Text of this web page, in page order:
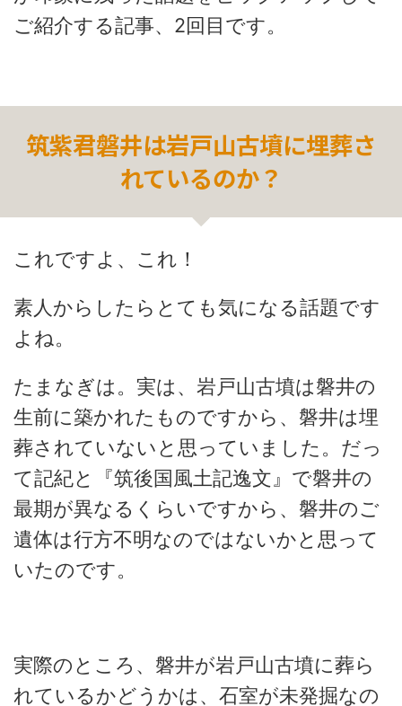
ご紹介する記事、2回目です。
筑紫君磐井は岩戸山古墳に埋葬さ
れているのか？
これですよ、これ！
素人からしたらとても気になる話題です
よね。
たまなぎは。実は、岩戸山古墳は磐井の
生前に築かれたものですから、磐井は埋
葬されていないと思っていました。だっ
て記紀と『筑後国風土記逸文』で磐井の
最期が異なるくらいですから、磐井のご
遺体は行方不明なのではないかと思って
いたのです。
実際のところ、磐井が岩戸山古墳に葬ら
れているかどうかは、石室が未発掘なの